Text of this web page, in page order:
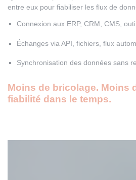
entre eux pour fiabiliser les flux de
Connexion aux ERP, CRM, CMS,
Échanges via API, fichiers, flux
Synchronisation des données sans
Moins de bricolage. Moins
fiabilité dans le temps.